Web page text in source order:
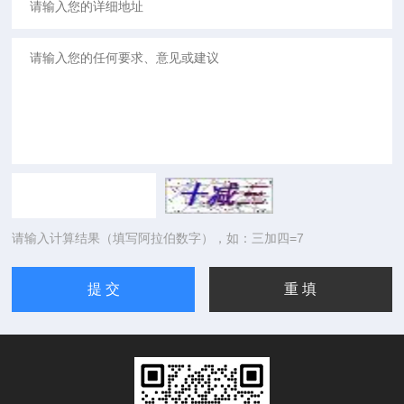
请输入计算结果（填写阿拉伯数字），如：三加四=7